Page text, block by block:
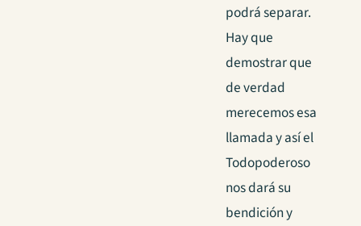
podrá separar.
Hay que
demostrar que
de verdad
merecemos esa
llamada y así el
Todopoderoso
nos dará su
bendición y